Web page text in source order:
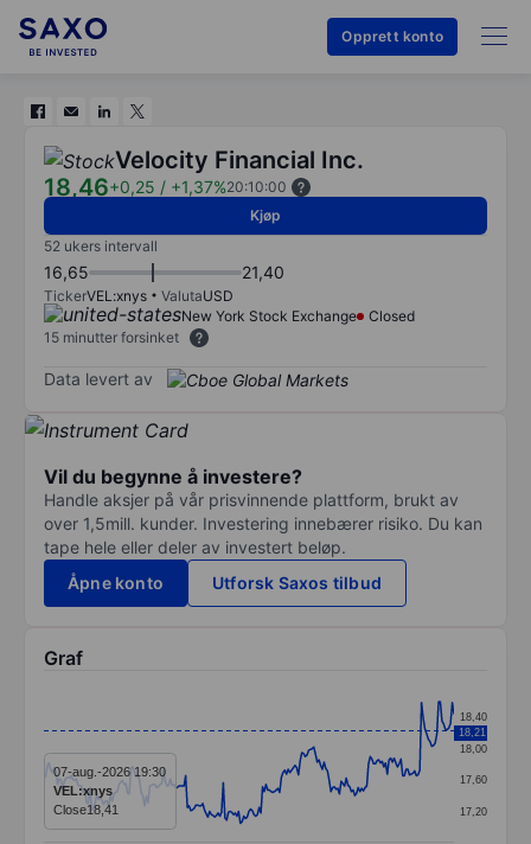
Opprett konto
Velocity Financial Inc.
18,46+0,25 / +1,37%20:10:00
Kjøp
52 ukers intervall
16,65 21,40
TickerVEL:xnys ValutaUSD
New York Stock Exchange
Closed
15 minutter forsinket
Data levert av
Vil du begynne å investere?
Handle aksjer på vår prisvinnende plattform, brukt av
over 1,5mill. kunder. Investering innebærer risiko. Du kan
tape hele eller deler av investert beløp.
Åpne konto
Utforsk Saxos tilbud
Graf
Line chart with 241 data points.
The chart has 1 X axis displaying categories.
The chart has 1 Y axis displaying values. Data ranges
17,20
17,60
18,00
18,40
18,21
07-aug.-2026 19:30
VEL:xnys
Close18,41